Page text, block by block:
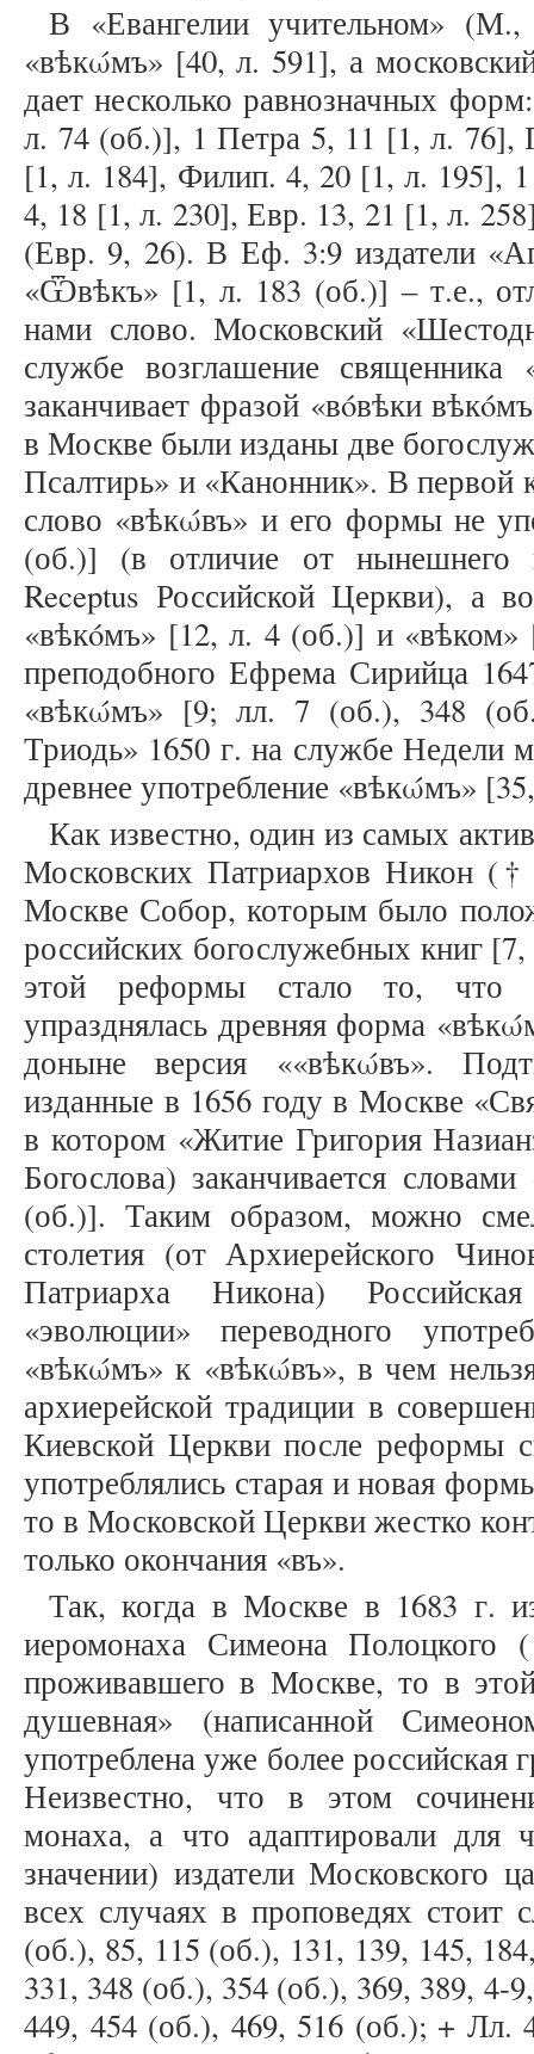
В «Евангелии учительном» (М.,
«вѣкώмъ» [40, л. 591], а
дает несколько равнозначных
л. 74 (об.)], 1 Петра 5, 11 [1, л.
[1, л. 184], Филип. 4, 20 [1, л. 195],
4, 18 [1, л. 230], Евр. 13, 21 [1, л.
(Евр. 9, 26). В Еф. 3:9 издатели
«Ѿвѣкъ» [1, л. 183 (об.)] – т.е.,
нами слово. Московский
службе возглашение
заканчивает фразой «вóвѣки
в Москве были изданы две
Псалтирь» и «Канонник». В первой
слово «вѣкώвъ» и его формы не
(об.)] (в отличие от нынешнего
Receptus Российской Церкви), а
«вѣкóмъ» [12, л. 4 (об.)] и
преподобного Ефрема Сирийца
«вѣкώмъ» [9; лл. 7 (об.), 348
Триодь» 1650 г. на службе Недели
древнее употребление «вѣкώмъ»
Как известно, один из самых
Московских Патриархов Никон
Москве Собор, которым было
российских богослужебных книг
этой реформы стало то, что
упразднялась древняя форма
доныне версия ««вѣкώвъ».
изданные в 1656 году в Москве
в котором «Житие Григория
Богослова) заканчивается
(об.)]. Таким образом, можно
столетия (от Архиерейского
Патриарха Никона)
«эволюции» переводного
«вѣкώмъ» к «вѣкώвъ», в чем
архиерейской традиции в
Киевской Церкви после реформы
употреблялись старая и новая
то в Московской Церкви жестко
только окончания «въ».
Так, когда в Москве в 1683 г.
иеромонаха Симеона
проживавшего в Москве, то в
душевная» (написанной
употреблена уже более российская
Неизвестно, что в этом
монаха, а что адаптировали для
значении) издатели Московского
всех случаях в проповедях
(об.), 85, 115 (об.), 131, 139, 145,
331, 348 (об.), 354 (об.), 369, 389, 4-
449, 454 (об.), 469, 516 (об.); + Лл.